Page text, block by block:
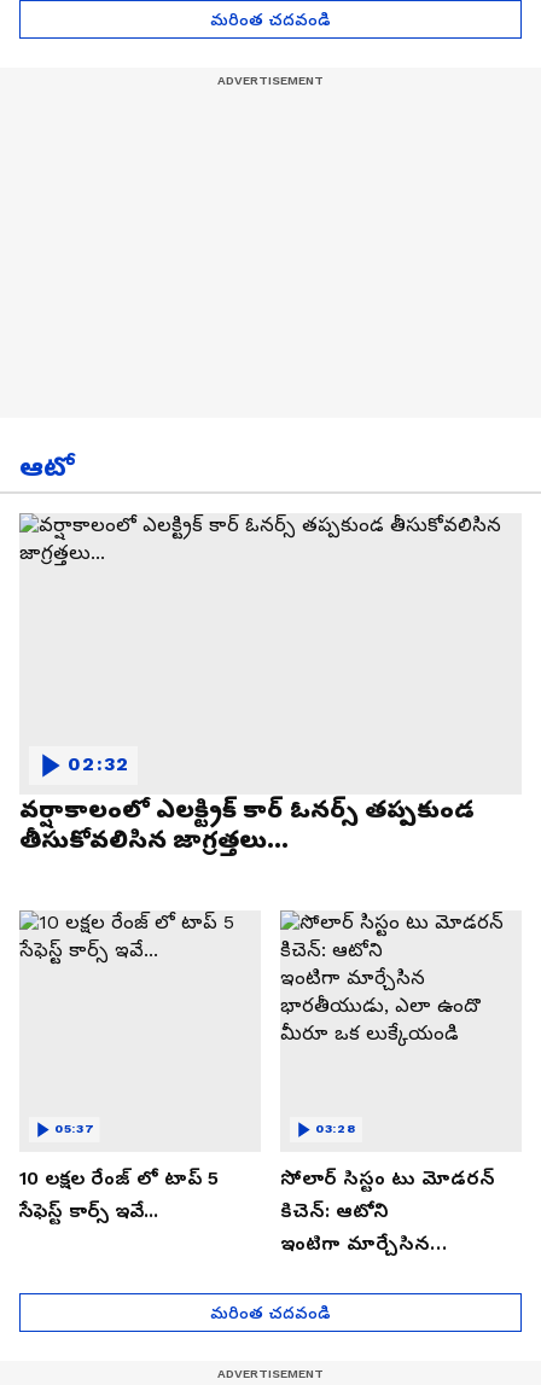
మరింత చదవండి
ఆటో
వర్షాకాలంలో ఎలక్ట్రిక్ కార్ ఓనర్స్ తప్పకుండ
తీసుకోవలిసిన జాగ్రత్తలు...
02:32
10 లక్షల రేంజ్ లో టాప్ 5
సేఫెస్ట్ కార్స్ ఇవే...
05:37
సోలార్ సిస్టం టు మోడరన్
కిచెన్: ఆటోని
ఇంటిగా మార్చేసిన
మీరూ ఒక లుక్కేయండి
03:28
మరింత చదవండి